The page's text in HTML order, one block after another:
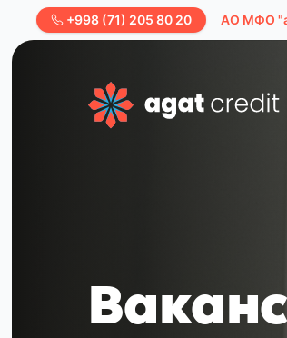
+998 (71) 205 80 20 AО МФО